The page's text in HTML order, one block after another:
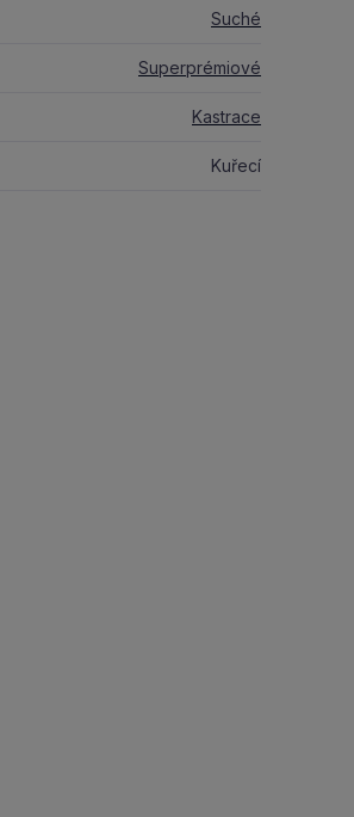
Suché
Superprémiové
Kastrace
Kuřecí